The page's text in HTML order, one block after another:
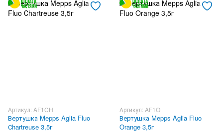
Артикул: AF1CH
Вертушка Mepps Aglia Fluo
Сhartreuse 3,5г
Артикул: AF1O
Вертушка Mepps Aglia Fluo
Orange 3,5г